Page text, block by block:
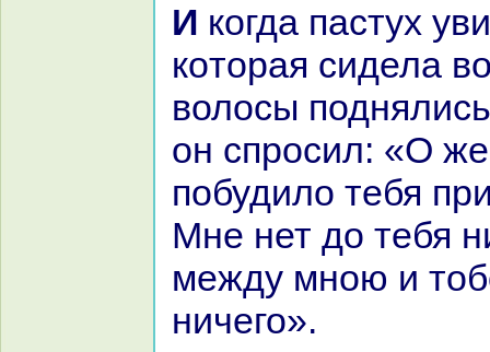
И кoгда пастух увидал женщину,
кoтоpaя сидела
волосы
он спросил: «О
побудило тебя
Мне нет до тебя
между мною и
ничего».